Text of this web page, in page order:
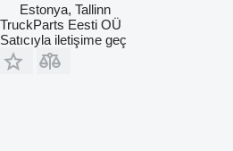
Estonya, Tallinn
TruckParts Eesti OÜ
Satıcıyla iletişime geç